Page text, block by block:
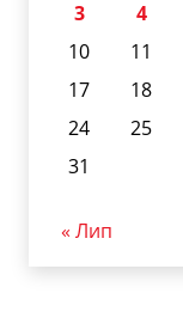
3
4
10
11
17
18
24
25
31
« Лип